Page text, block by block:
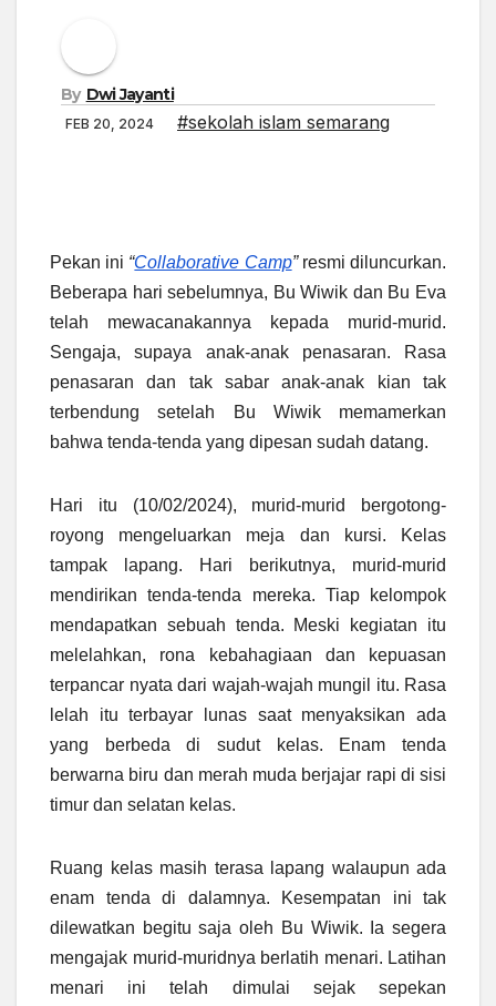
By Dwi Jayanti
FEB 20, 2024 #sekolah islam semarang
Pekan ini “Collaborative Camp”resmi diluncurkan.
Beberapa hari sebelumnya, Bu Wiwik dan Bu Eva
telah mewacanakannya kepada murid-murid.
Sengaja, supaya anak-anak penasaran. Rasa
penasaran dan tak sabar anak-anak kian tak
terbendung setelah Bu Wiwik memamerkan
bahwa tenda-tenda yang dipesan sudah datang.
Hari itu (10/02/2024), murid-murid bergotong-
royong mengeluarkan meja dan kursi. Kelas
tampak lapang. Hari berikutnya, murid-murid
mendirikan tenda-tenda mereka. Tiap kelompok
mendapatkan sebuah tenda. Meski kegiatan itu
melelahkan, rona kebahagiaan dan kepuasan
terpancar nyata dari wajah-wajah mungil itu. Rasa
lelah itu terbayar lunas saat menyaksikan ada
yang berbeda di sudut kelas. Enam tenda
berwarna biru dan merah muda berjajar rapi di sisi
timur dan selatan kelas.
Ruang kelas masih terasa lapang walaupun ada
enam tenda di dalamnya. Kesempatan ini tak
dilewatkan begitu saja oleh Bu Wiwik. Ia segera
mengajak murid-muridnya berlatih menari. Latihan
menari ini telah dimulai sejak sepekan